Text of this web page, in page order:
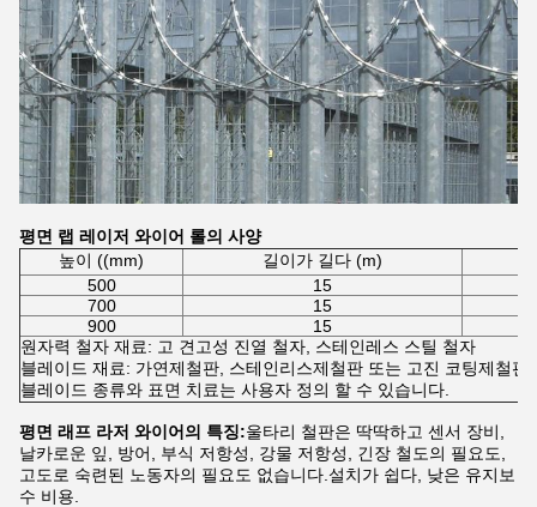
평면 랩 레이저 와이어 롤의 사양
높이 ((mm)
길이가 길다 (m)
500
15
700
15
900
15
원자력 철자 재료: 고 견고성 진열 철자, 스테인레스 스틸 철자
블레이드 재료: 가연제철판, 스테인리스제철판 또는 고진 코팅제철판.
블레이드 종류와 표면 치료는 사용자 정의 할 수 있습니다.
평면 래프 라저 와이어의 특징:울타리 철판은 딱딱하고 센서 장비,
날카로운 잎, 방어, 부식 저항성, 강물 저항성, 긴장 철도의 필요도,
고도로 숙련된 노동자의 필요도 없습니다.설치가 쉽다, 낮은 유지보
수 비용.